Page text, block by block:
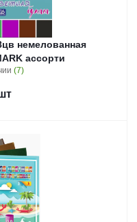
немелованная
ассорти
(7)